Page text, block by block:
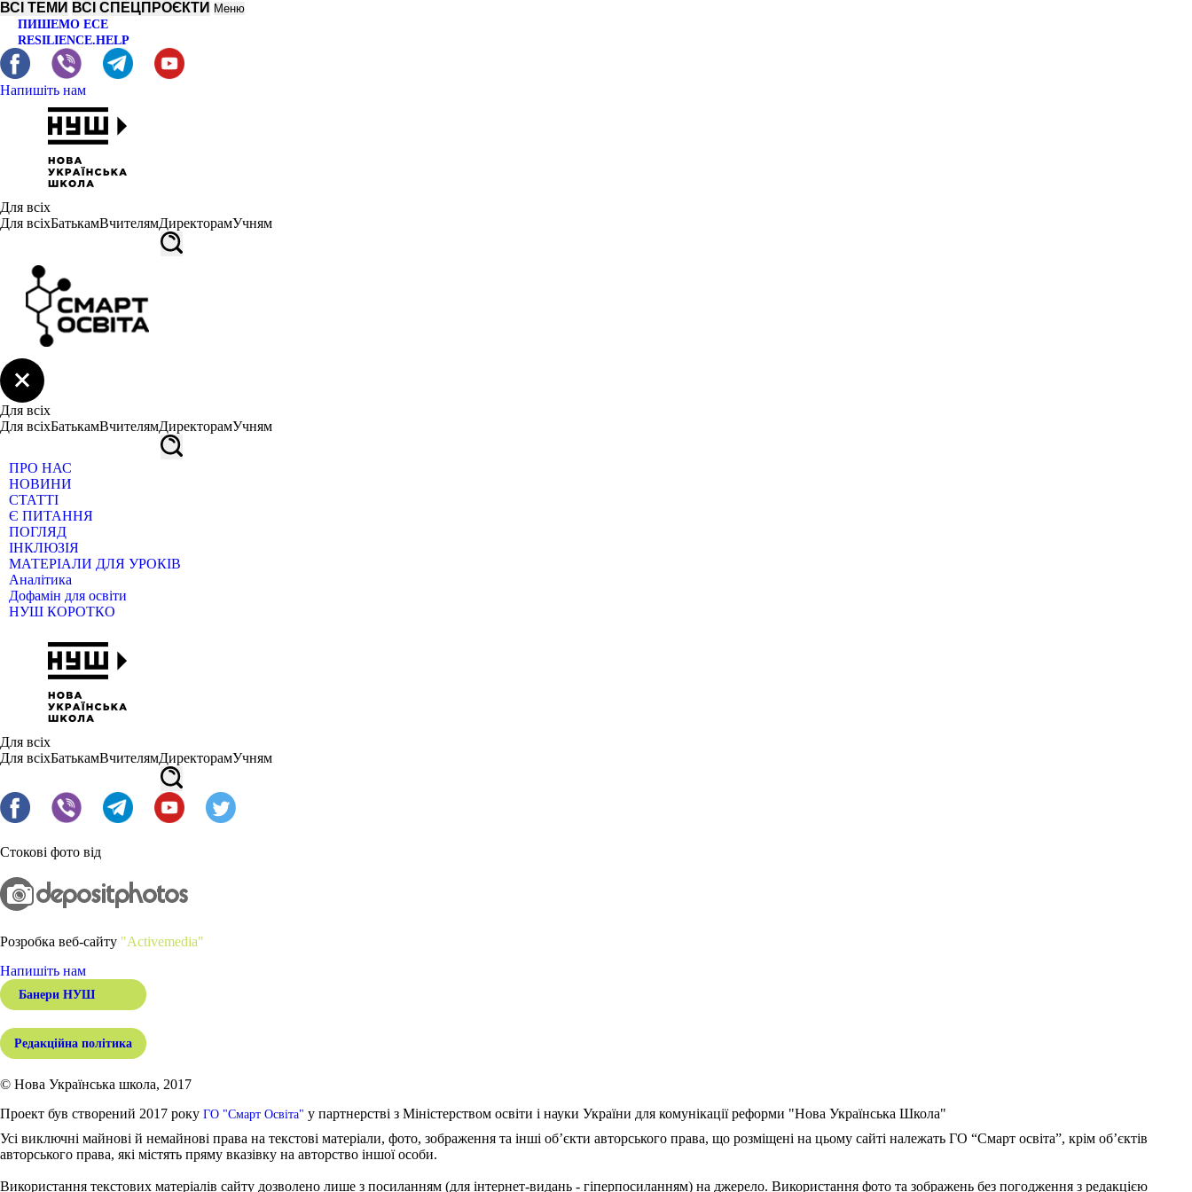
ВСІ ТЕМИ ВСІ СПЕЦПРОЄКТИ Меню
ПИШЕМО ЕСЕ
RESILIENCE.HELP
Напишіть нам
Для всіх
Для всіхБатькамВчителямДиректорамУчням
Для всіх
Для всіхБатькамВчителямДиректорамУчням
ПРО НАС
НОВИНИ
СТАТТІ
Є ПИТАННЯ
ПОГЛЯД
ІНКЛЮЗІЯ
МАТЕРІАЛИ ДЛЯ УРОКІВ
Аналітика
Дофамін для освіти
НУШ КОРОТКО
Для всіх
Для всіхБатькамВчителямДиректорамУчням
Стокові фото від
Розробка веб-сайту "Activemedia"
Напишіть нам
Банери НУШ
Редакційна політика
© Нова Українська школа, 2017
Проект був створений 2017 року ГО "Смарт Освіта" у партнерстві з Міністерством освіти і науки України для комунікації реформи "Нова Українська Школа"
Усі виключні майнові й немайнові права на текстові матеріали, фото, зображення та інші об’єкти авторського права, що розміщені на цьому сайті належать ГО “Смарт освіта”, крім об’єктів
авторського права, які містять пряму вказівку на авторство іншої особи.
Використання текстових матеріалів сайту дозволено лише з посиланням (для інтернет-видань - гіперпосиланням) на джерело. Використання фото та зображень без погодження з редакцією